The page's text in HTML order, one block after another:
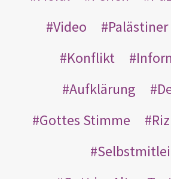
Video
Palästiner
Konflikt
Aufklärung
Gottes Stimme